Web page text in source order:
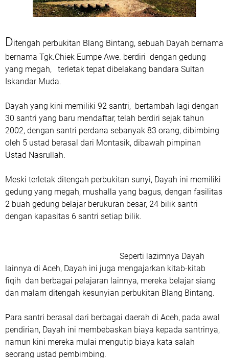
Ditengah perbukitan Blang Bintang, sebuah Dayah bernama
bernama Tgk.Chiek Eumpe Awe. berdiri dengan gedung
yang megah, terletak tepat dibelakang bandara Sultan
Iskandar Muda.
Dayah yang kini memiliki 92 santri, bertambah lagi dengan
30 santri yang baru mendaftar, telah berdiri sejak tahun
2002, dengan santri perdana sebanyak 83 orang, dibimbing
oleh 5 ustad berasal dari Montasik, dibawah pimpinan
Ustad Nasrullah.
Meski terletak ditengah perbukitan sunyi, Dayah ini memiliki
gedung yang megah, mushalla yang bagus, dengan fasilitas
2 buah gedung belajar berukuran besar, 24 bilik santri
dengan kapasitas 6 santri setiap bilik.
Seperti lazimnya Dayah
lainnya di Aceh, Dayah ini juga mengajarkan kitab-kitab
fiqih dan berbagai pelajaran lainnya, mereka belajar siang
dan malam ditengah kesunyian perbukitan Blang Bintang.
Para santri berasal dari berbagai daerah di Aceh, pada awal
pendirian, Dayah ini membebaskan biaya kepada santrinya,
namun kini mereka mulai mengutip biaya kata salah
seorang ustad pembimbing.